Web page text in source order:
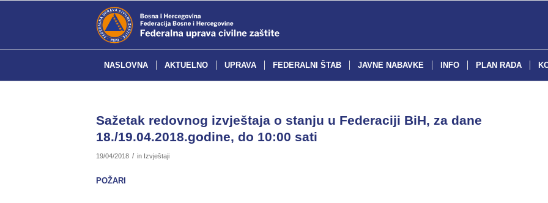
NASLOVNA AKTUELNO UPRAVA FEDERALNI ŠTAB JAVNE NABAVKE INFO PLAN RADA
Sažetak redovnog izvještaja o stanju u Federaciji BiH, za dane
18./19.04.2018.godine, do 10:00 sati
19/04/2018 / in Izvještaji
POŽARI